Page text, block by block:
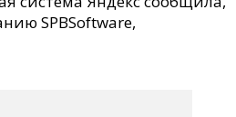
SPBSoftware,